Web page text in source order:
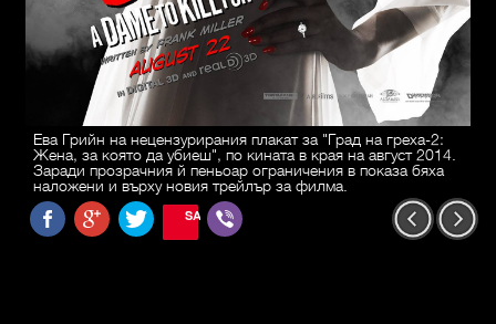
Ева Грийн на нецензурирания плакат за "Град на греха-2:
Жена, за която да убиеш", по кината в края на август 2014.
Заради прозрачния й пеньоар ограничения в показа бяха
наложени и върху новия трейлър за филма.
SAVE